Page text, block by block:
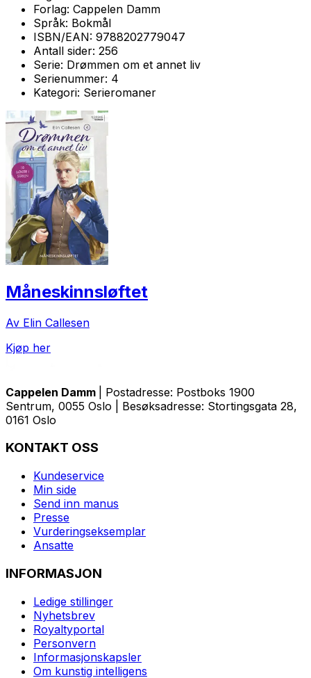
Forlag: Cappelen Damm
Språk: Bokmål
ISBN/EAN: 9788202779047
Antall sider: 256
Serie: Drømmen om et annet liv
Serienummer: 4
Kategori: Serieromaner
Måneskinnsløftet
Av Elin Callesen
Kjøp her
Cappelen Damm
| Postadresse: Postboks 1900
Sentrum, 0055 Oslo | Besøksadresse: Stortingsgata 28,
0161 Oslo
KONTAKT OSS
Kundeservice
Min side
Send inn manus
Presse
Vurderingseksemplar
Ansatte
INFORMASJON
Ledige stillinger
Nyhetsbrev
Royaltyportal
Personvern
Informasjonskapsler
Om kunstig intelligens